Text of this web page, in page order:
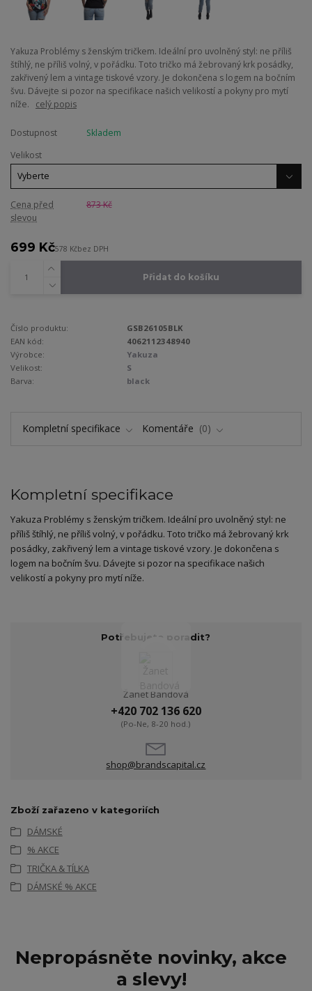
Yakuza Problémy s ženským tričkem. Ideální pro uvolněný styl: ne příliš
štíhlý, ne příliš volný, v pořádku. Toto tričko má žebrovaný krk posádky,
zakřivený lem a vintage tiskové vzory. Je dokončena s logem na bočním
švu. Dávejte si pozor na specifikace našich velikostí a pokyny pro mytí
níže. celý popis
Dostupnost
Skladem
Velikost
Cena před
slevou
873 Kč
699 Kč578 Kčbez DPH
Přidat do košíku
Číslo produktu:
GSB26105BLK
EAN kód:
4062112348940
Výrobce:
Yakuza
Velikost:
S
Barva:
black
Kompletní specifikace Komentáře 0
Kompletní specifikace
Yakuza Problémy s ženským tričkem. Ideální pro uvolněný styl: ne
příliš štíhlý, ne příliš volný, v pořádku. Toto tričko má žebrovaný krk
posádky, zakřivený lem a vintage tiskové vzory. Je dokončena s
logem na bočním švu. Dávejte si pozor na specifikace našich
velikostí a pokyny pro mytí níže.
Potřebujete poradit?
Žanet Bandová
+420 702 136 620
(Po-Ne, 8-20 hod.)
shop@brandscapital.cz
Zboží zařazeno v kategoriích
DÁMSKÉ
% AKCE
TRIČKA & TÍLKA
DÁMSKÉ % AKCE
Nepropásněte novinky, akce
a slevy!